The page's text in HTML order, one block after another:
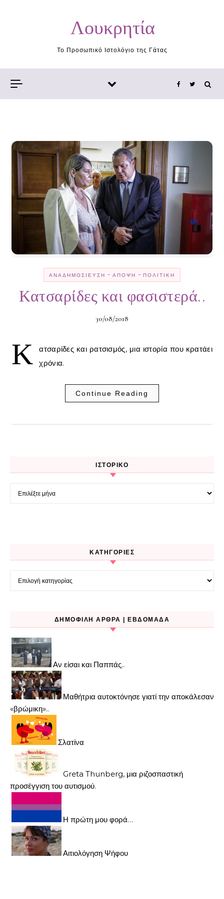
Λουκρητία
Το Προσωπικό Ιστολόγιο της Γάτας
ΑΝΑΔΗΜΟΣΊΕΥΣΗ - ΆΠΟΨΗ - ΠΟΛΙΤΙΚΉ
Κατσαρίδες και φασιστερά..
30/08/2018
Κ
ατσαρίδες και ρατσισμός, μια ιστορία που κρατάει
χρόνια.
Continue Reading
ΙΣΤΟΡΙΚΌ
KΑΤΗΓΟΡΊΕΣ
ΔΗΜΟΦΙΛΉ ΆΡΘΡΑ | ΕΒΔΟΜΆΔΑ
Αν είσαι και Παππάς..
Μαθήτρια αυτοκτόνησε γιατί την αποκάλεσαν
«βρώμικη»..
Σλατίνα
Greta Thunberg, μια ριζοσπαστική
προσέγγιση του αυτισμού.
Η πρώτη μου φορά…
Αιτιολόγηση Ψήφου